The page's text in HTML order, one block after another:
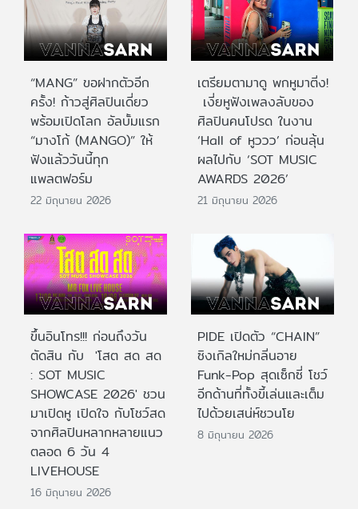
“MANG” ขอฝากตัวอีก
ครั้ง! ก้าวสู่ศิลปินเดี่ยว
พร้อมเปิดโลก อัลบั้มแรก
“มางโก้ (MANGO)” ให้
ฟังแล้ววันนี้ทุก
แพลตฟอร์ม
22 มิถุนายน 2026
เตรียมตามาดู พกหูมาติ่ง!
เงี่ยหูฟังเพลงลับของ
ศิลปินคนโปรด ในงาน
‘Hall of หูววว’ ก่อนลุ้น
ผลไปกับ ‘SOT MUSIC
AWARDS 2026’
21 มิถุนายน 2026
ขึ้นอินโทร!!! ก่อนถึงวัน
ตัดสิน กับ 'โสต สด สด
: SOT MUSIC
SHOWCASE 2026' ชวน
มาเปิดหู เปิดใจ กับโชว์สด
จากศิลปินหลากหลายแนว
ตลอด 6 วัน 4
LIVEHOUSE
16 มิถุนายน 2026
PIDE เปิดตัว “CHAIN”
ซิงเกิลใหม่กลิ่นอาย
Funk-Pop สุดเซ็กซี่ โชว์
อีกด้านที่ทั้งขี้เล่นและเต็ม
ไปด้วยเสน่ห์ชวนโย
8 มิถุนายน 2026